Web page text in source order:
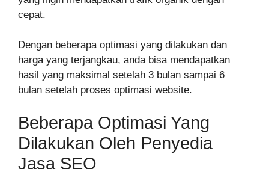
cepat.
Dengan beberapa optimasi yang dilakukan dan
harga yang terjangkau, anda bisa mendapatkan
hasil yang maksimal setelah 3 bulan sampai 6
bulan setelah proses optimasi website.
Beberapa Optimasi Yang
Dilakukan Oleh Penyedia
Jasa SEO